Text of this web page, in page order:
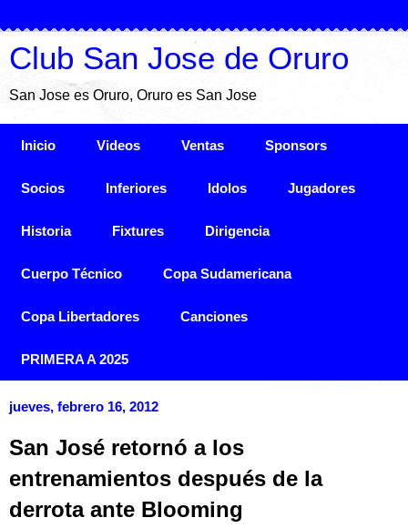
Club San Jose de Oruro
San Jose es Oruro, Oruro es San Jose
Inicio Videos Ventas Sponsors
Socios Inferiores Idolos Jugadores
Historia Fixtures Dirigencia
Cuerpo Técnico Copa Sudamericana
Copa Libertadores Canciones
PRIMERA A 2025
jueves, febrero 16, 2012
San José retornó a los
entrenamientos después de la
derrota ante Blooming